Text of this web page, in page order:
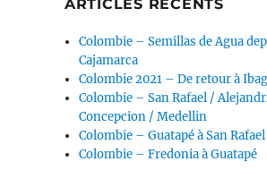
ARTICLES RÉCENTS
Colombie – Semillas de Agua
Cajamarca
Colombie 2021 – De retour à
Colombie – San Rafael /
Concepcion / Medellin
Colombie – Guatapé à San Rafael
Colombie – Fredonia à Guatapé